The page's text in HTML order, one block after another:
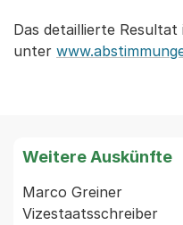
Das detaillierte
unter
Weitere Auskünfte
Marco Greiner
Vizestaatsschreiber